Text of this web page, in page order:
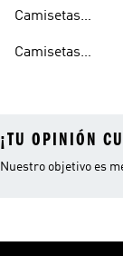
Camisetas
Camisetas
¡TU OPINIÓN
Nuestro objetivo es